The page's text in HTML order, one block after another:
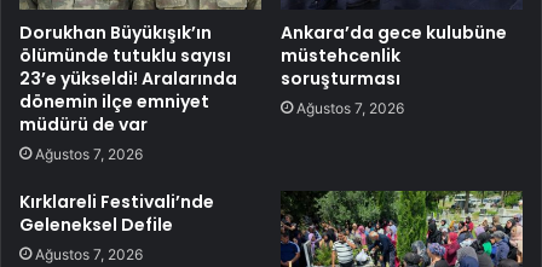
Dorukhan Büyükışık’ın
ölümünde tutuklu sayısı
23’e yükseldi! Aralarında
dönemin ilçe emniyet
müdürü de var
Ağustos 7, 2026
Ankara’da gece kulubüne
müstehcenlik
soruşturması
Ağustos 7, 2026
Kırklareli Festivali’nde
Geleneksel Defile
Ağustos 7, 2026